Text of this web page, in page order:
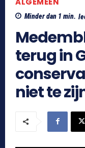
Minder dan 1 min.
terug in
niet te